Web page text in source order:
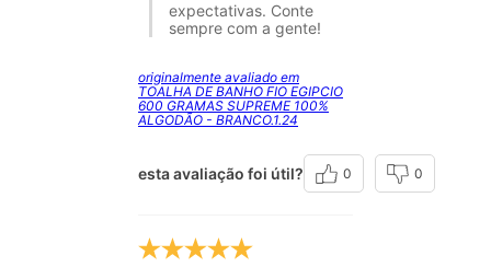
expectativas. Conte
sempre com a gente!
originalmente avaliado em
TOALHA DE BANHO FIO EGIPCIO
600 GRAMAS SUPREME 100%
ALGODÃO - BRANCO.1.24
esta avaliação foi útil? 0 0